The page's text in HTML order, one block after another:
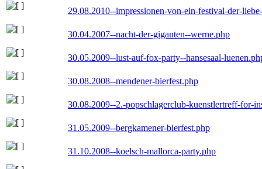
29.08.2010--impressionen-von-ein-festival-der-
30.04.2007--nacht-der-giganten--werne.php
30.05.2009--lust-auf-fox-party--hansesaal-
30.08.2008--mendener-bierfest.php
30.08.2009--2.-popschlagerclub-kuenstlertreff-for-
31.05.2009--bergkamener-bierfest.php
31.10.2008--koelsch-mallorca-party.php